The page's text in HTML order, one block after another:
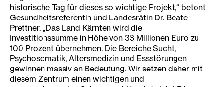
historische Tag für dieses so wichtige Projekt,“ betont
Gesundheitsreferentin und Landesrätin Dr. Beate
Prettner. „Das Land Kärnten wird die
Investitionssumme in Höhe von 33 Millionen Euro zu
100 Prozent übernehmen. Die Bereiche Sucht,
Psychosomatik, Altersmedizin und Essstörungen
gewinnen massiv an Bedeutung. Wir setzen daher mit
diesem Zentrum einen wichtigen und